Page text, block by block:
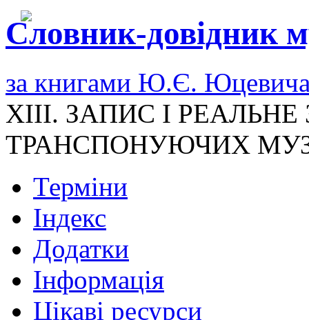
Словник-довідник
за книгами Ю.Є.
XIII. ЗАПИС І
ТРАНСПОНУЮЧИХ
Терміни
Індекс
Додатки
Інформація
Цікаві ресурси